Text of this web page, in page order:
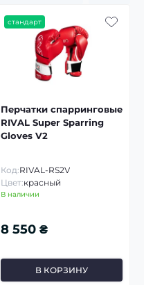
стандарт
Перчатки спарринговые
RIVAL Super Sparring
Gloves V2
Код:RIVAL-RS2V
Цвет:красный
В наличии
8 550 ₴
В КОРЗИНУ